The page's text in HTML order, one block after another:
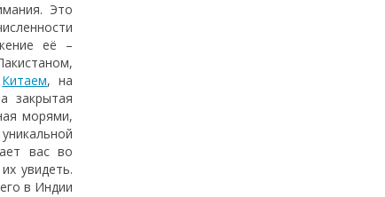
Это
её –
Китаем, на
закрытая
морями,
вас во
увидеть.
в Индии